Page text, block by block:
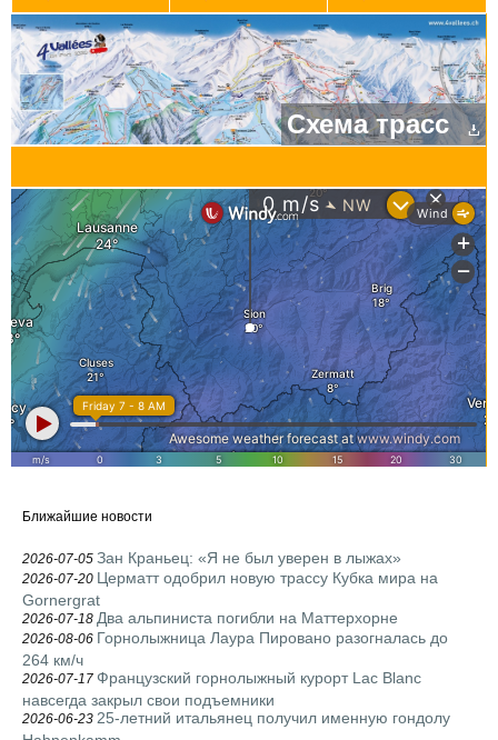
Схема трасс
Ближайшие новости
2026-07-05 Зан Краньец: «Я не был уверен в лыжах»
2026-07-20 Церматт одобрил новую трассу Кубка мира на
Gornergrat
2026-07-18 Два альпиниста погибли на Маттерхорне
2026-08-06 Горнолыжница Лаура Пировано разогналась до
264 км/ч
2026-07-17 Французский горнолыжный курорт Lac Blanc
навсегда закрыл свои подъемники
2026-06-23 25-летний итальянец получил именную гондолу